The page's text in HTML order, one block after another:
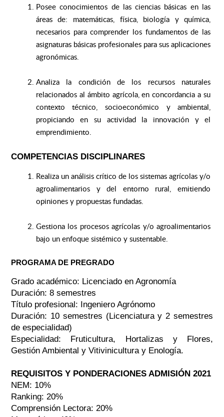
Posee conocimientos de las ciencias básicas en las
áreas de: matemáticas, física, biología y química,
necesarios para comprender los fundamentos de las
asignaturas básicas profesionales para sus aplicaciones
agronómicas.
Analiza la condición de los recursos naturales
relacionados al ámbito agrícola, en concordancia a su
contexto técnico, socioeconómico y ambiental,
propiciando en su actividad la innovación y el
emprendimiento.
COMPETENCIAS DISCIPLINARES
Realiza un análisis crítico de los sistemas agrícolas y/o
agroalimentarios y del entorno rural, emitiendo
opiniones y propuestas fundadas.
Gestiona los procesos agrícolas y/o agroalimentarios
bajo un enfoque sistémico y sustentable.
PROGRAMA DE PREGRADO
Grado académico: Licenciado en Agronomía
Duración: 8 semestres
Título profesional: Ingeniero Agrónomo
Duración: 10 semestres (Licenciatura y 2 semestres
de especialidad)
Especialidad: Fruticultura, Hortalizas y Flores,
Gestión Ambiental y Vitivinicultura y Enología.
REQUISITOS Y PONDERACIONES ADMISIÓN 2021
NEM: 10%
Ranking: 20%
Comprensión Lectora: 20%